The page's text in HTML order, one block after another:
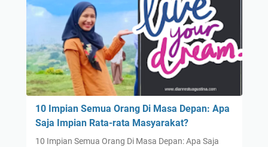
10 Impian Semua Orang Di Masa Depan: Apa
Saja Impian Rata-rata Masyarakat?
10 Impian Semua Orang Di Masa Depan: Apa Saja